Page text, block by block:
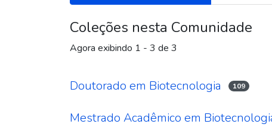
Coleções nesta Comunidade
Agora exibindo 1 - 3 de 3
Doutorado em Biotecnologia 109
Mestrado Acadêmico em